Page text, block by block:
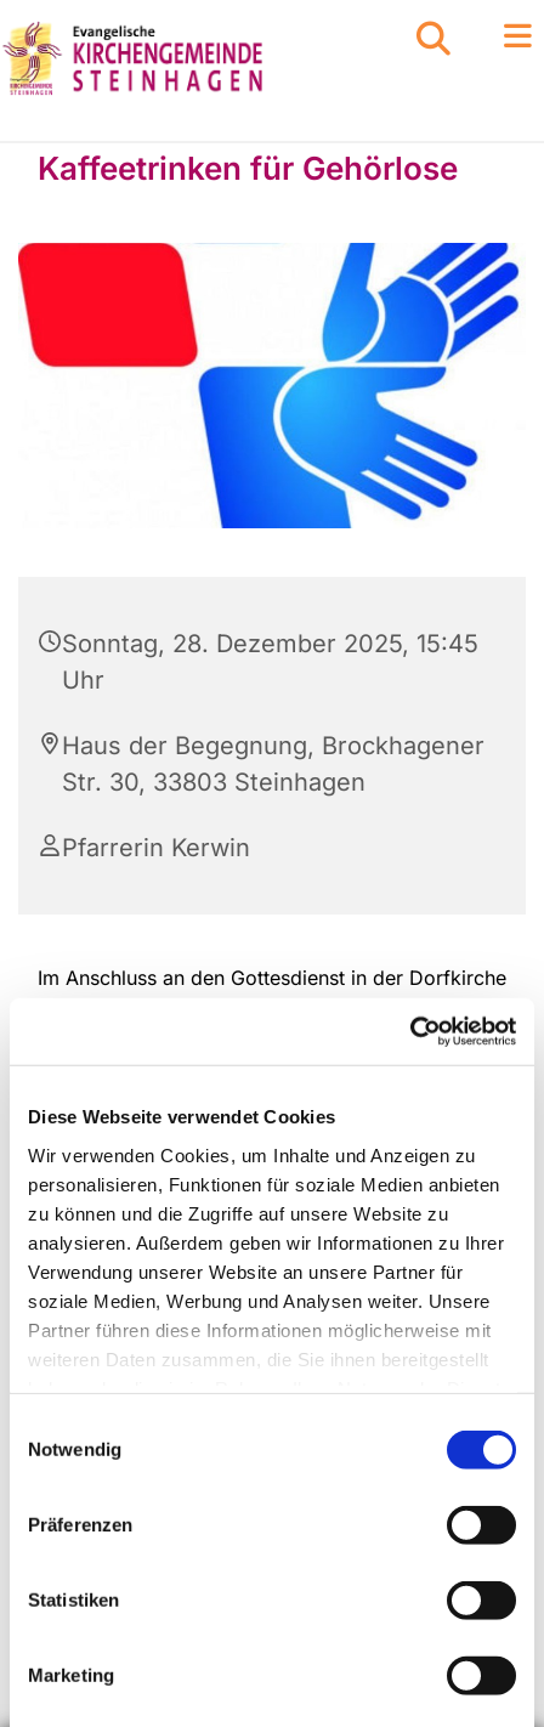
Diese Webseite verwendet Cookies
Wir verwenden Cookies, um Inhalte und Anzeigen zu
personalisieren, Funktionen für soziale Medien anbieten
zu können und die Zugriffe auf unsere Website zu
analysieren. Außerdem geben wir Informationen zu Ihrer
Verwendung unserer Website an unsere Partner für
soziale Medien, Werbung und Analysen weiter. Unsere
Partner führen diese Informationen möglicherweise mit
weiteren Daten zusammen, die Sie ihnen bereitgestellt
Notwendig
Präferenzen
Statistiken
Marketing
Kaffeetrinken für Gehörlose
Sonntag, 28. Dezember 2025, 15:45
Uhr
Haus der Begegnung, Brockhagener
Str. 30, 33803 Steinhagen
Pfarrerin Kerwin
Im Anschluss an den Gottesdienst in der Dorfkirche
im Haus. Hier ist Zeit zum Austauschen, Klönen
und geselligen Miteinander in Deutscher
jeden 4. Sonntag im Monat
im Anschluss vom Gottesdienst, welcher um 15:00
Uhr in der Dorfkirche/DBH stattfindet.